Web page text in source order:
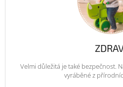
Velmi důležitá je také bezpečnost.
vyráběné z